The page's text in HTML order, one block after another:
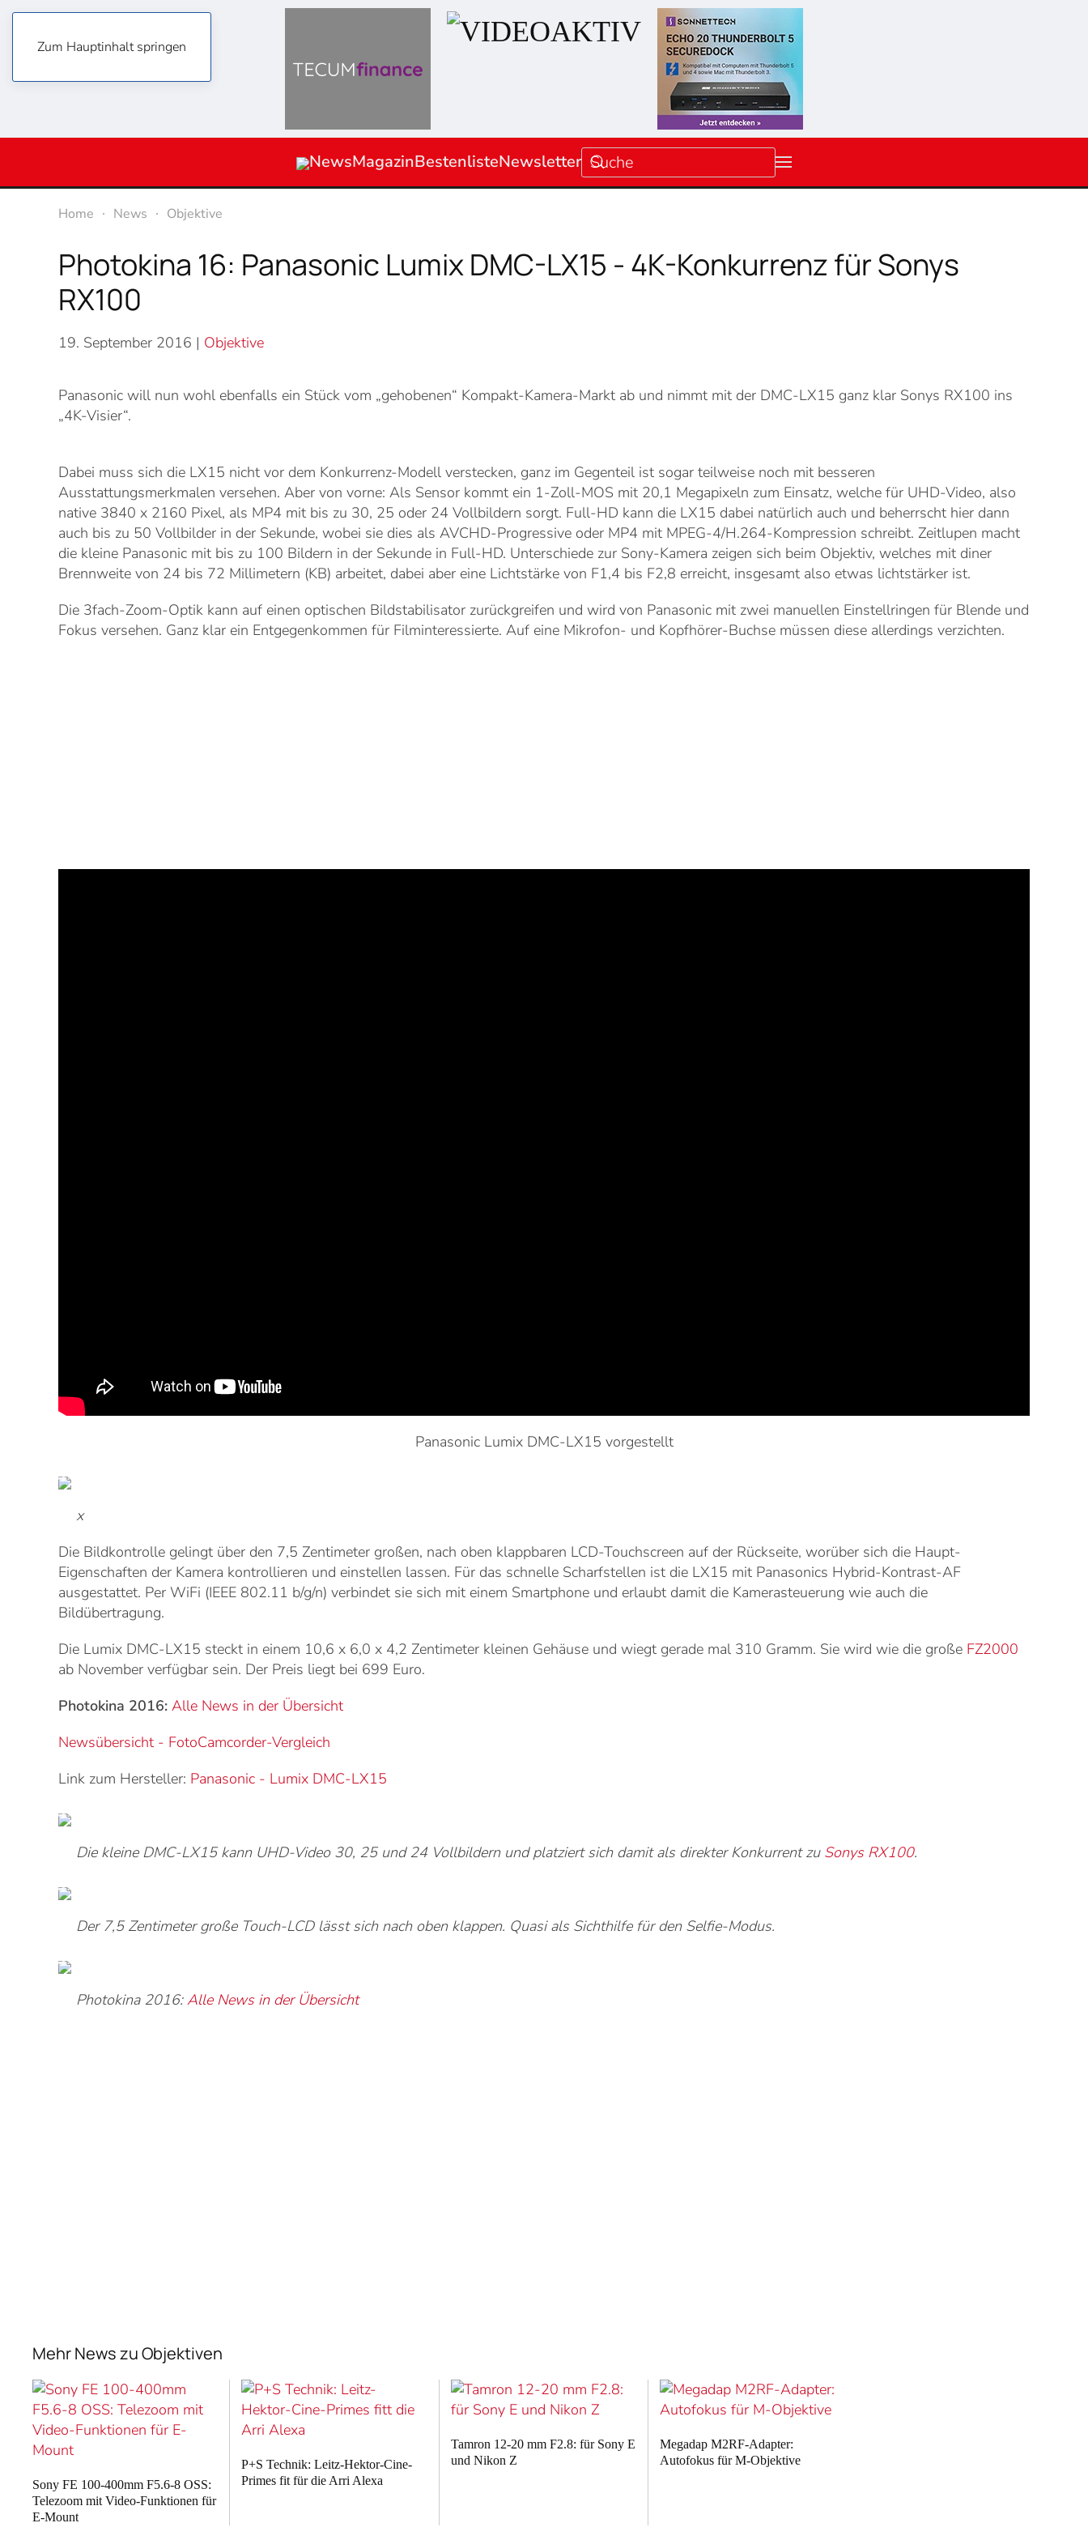
Zum Hauptinhalt springen
NewsMagazinBestenlisteNewsletter
Home News Objektive
Photokina 16: Panasonic Lumix DMC-LX15 - 4K-Konkurrenz für Sonys
RX100
19. September 2016 | Objektive
Panasonic will nun wohl ebenfalls ein Stück vom „gehobenen“ Kompakt-Kamera-Markt ab und nimmt mit der DMC-LX15 ganz klar Sonys RX100 ins
„4K-Visier“.
Dabei muss sich die LX15 nicht vor dem Konkurrenz-Modell verstecken, ganz im Gegenteil ist sogar teilweise noch mit besseren
Ausstattungsmerkmalen versehen. Aber von vorne: Als Sensor kommt ein 1-Zoll-MOS mit 20,1 Megapixeln zum Einsatz, welche für UHD-Video, also
native 3840 x 2160 Pixel, als MP4 mit bis zu 30, 25 oder 24 Vollbildern sorgt. Full-HD kann die LX15 dabei natürlich auch und beherrscht hier dann
auch bis zu 50 Vollbilder in der Sekunde, wobei sie dies als AVCHD-Progressive oder MP4 mit MPEG-4/H.264-Kompression schreibt. Zeitlupen macht
die kleine Panasonic mit bis zu 100 Bildern in der Sekunde in Full-HD. Unterschiede zur Sony-Kamera zeigen sich beim Objektiv, welches mit diner
Brennweite von 24 bis 72 Millimetern (KB) arbeitet, dabei aber eine Lichtstärke von F1,4 bis F2,8 erreicht, insgesamt also etwas lichtstärker ist.
Die 3fach-Zoom-Optik kann auf einen optischen Bildstabilisator zurückgreifen und wird von Panasonic mit zwei manuellen Einstellringen für Blende und
Fokus versehen. Ganz klar ein Entgegenkommen für Filminteressierte. Auf eine Mikrofon- und Kopfhörer-Buchse müssen diese allerdings verzichten.
Panasonic Lumix DMC-LX15 vorgestellt
x
Die Bildkontrolle gelingt über den 7,5 Zentimeter großen, nach oben klappbaren LCD-Touchscreen auf der Rückseite, worüber sich die Haupt-
Eigenschaften der Kamera kontrollieren und einstellen lassen. Für das schnelle Scharfstellen ist die LX15 mit Panasonics Hybrid-Kontrast-AF
ausgestattet. Per WiFi (IEEE 802.11 b/g/n) verbindet sie sich mit einem Smartphone und erlaubt damit die Kamerasteuerung wie auch die
Bildübertragung.
Die Lumix DMC-LX15 steckt in einem 10,6 x 6,0 x 4,2 Zentimeter kleinen Gehäuse und wiegt gerade mal 310 Gramm. Sie wird wie die große FZ2000
ab November verfügbar sein. Der Preis liegt bei 699 Euro.
Photokina 2016: Alle News in der Übersicht
Newsübersicht - FotoCamcorder-Vergleich
Link zum Hersteller: Panasonic - Lumix DMC-LX15
Die kleine DMC-LX15 kann UHD-Video 30, 25 und 24 Vollbildern und platziert sich damit als direkter Konkurrent zu Sonys RX100.
Der 7,5 Zentimeter große Touch-LCD lässt sich nach oben klappen. Quasi als Sichthilfe für den Selfie-Modus.
Photokina 2016:Alle News in der Übersicht
Mehr News zu Objektiven
Sony FE 100-400mm F5.6-8 OSS:
Telezoom mit Video-Funktionen für
E-Mount
P+S Technik: Leitz-Hektor-Cine-
Primes fit für die Arri Alexa
Tamron 12-20 mm F2.8: für Sony E
und Nikon Z
Megadap M2RF-Adapter:
Autofokus für M-Objektive